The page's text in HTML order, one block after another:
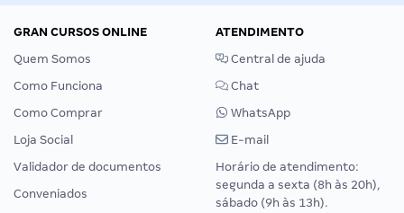
GRAN CURSOS ONLINE
Quem Somos
Como Funciona
Como Comprar
Loja Social
Validador de documentos
Conveniados
ATENDIMENTO
Central de ajuda
Chat
WhatsApp
E-mail
Horário de atendimento:
segunda a sexta (8h às 20h),
sábado (9h às 13h).